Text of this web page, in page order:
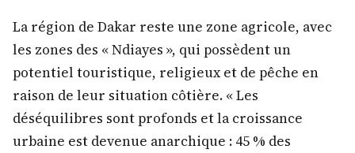
La région de Dakar reste une zone agricole, avec
les zones des « Ndiayes », qui possèdent un
potentiel touristique, religieux et de pêche en
raison de leur situation côtière. « Les
déséquilibres sont profonds et la croissance
urbaine est devenue anarchique : 45 % des